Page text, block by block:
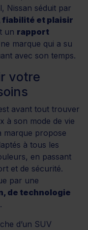
Nissan séduit par
fiabilité et plaisir
un rapport
marque qui a su
avec son temps.
votre
avant tout trouver
à son mode de vie
marque propose
à tous les
en passant
et de sécurité.
par une
de technologie
.
d’un SUV